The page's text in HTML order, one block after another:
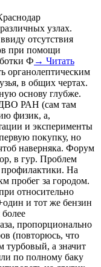
узлах.
отсутствия
при помощи
Ф → Читать
органолептическим
в общих чертах.
основу глубже.
ДВО РАН (сам там
физик, а,
и эксперименты
покупку, но
наверняка. Форум
в гур. Проблем
На
пробег за городом.
относительно
и тот же бензин
пропорционально
(повторюсь, что
турбовый, а значит
по полному баку